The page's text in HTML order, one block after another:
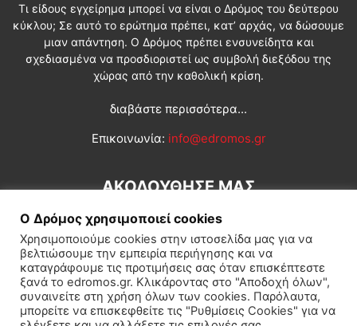
Τι είδους εγχείρημα μπορεί να είναι ο Δρόμος του δεύτερου
κύκλου; Σε αυτό το ερώτημα πρέπει, κατ’ αρχάς, να δώσουμε
μιαν απάντηση. Ο Δρόμος πρέπει ενσυνείδητα και
σχεδιασμένα να προσδιοριστεί ως συμβολή διεξόδου της
χώρας από την καθολική κρίση.
διαβάστε περισσότερα...
Επικοινωνία: info@edromos.gr
ΑΚΟΛΟΥΘΗΣΕ ΜΑΣ
Εγγραφή συνδρομητή Πολιτική Διεθνή Κοινωνία
Ο Δρόμος χρησιμοποιεί cookies
Χρησιμοποιούμε cookies στην ιστοσελίδα μας για να
βελτιώσουμε την εμπειρία περιήγησης και να
καταγράφουμε τις προτιμήσεις σας όταν επισκέπτεστε
ξανά το edromos.gr. Κλικάροντας στο "Αποδοχή όλων",
συναινείτε στη χρήση όλων των cookies. Παρόλαυτα,
μπορείτε να επισκεφθείτε τις "Ρυθμίσεις Cookies" για να